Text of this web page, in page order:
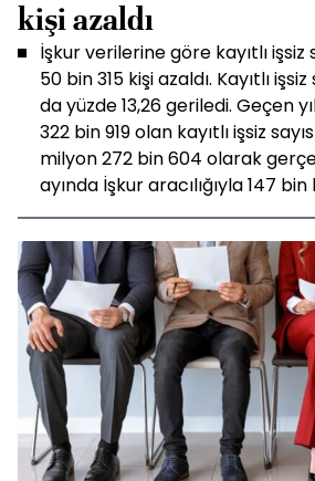
kişi azaldı
İşkur verilerine göre kayıtlı işsiz
50 bin 315 kişi azaldı. Kayıtlı işsiz
da yüzde 13,26 geriledi. Geçen
322 bin 919 olan kayıtlı işsiz
milyon 272 bin 604 olarak
ayında İşkur aracılığıyla 147